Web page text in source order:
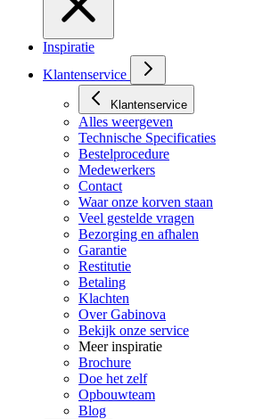
Inspiratie
Klantenservice
Klantenservice
Alles weergeven
Technische Specificaties
Bestelprocedure
Medewerkers
Contact
Waar onze korven staan
Veel gestelde vragen
Bezorging en afhalen
Garantie
Restitutie
Betaling
Klachten
Over Gabinova
Bekijk onze service
Meer inspiratie
Brochure
Doe het zelf
Opbouwteam
Blog